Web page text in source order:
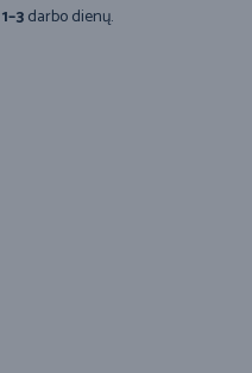
1–3darbo dienų.